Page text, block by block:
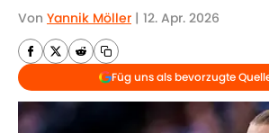
Von Yannik Möller | 12. Apr. 2026
Füg uns als bevorzugte